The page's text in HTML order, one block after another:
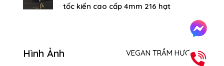
tốc kiến cao cấp 4mm 216 hạt
Hình Ảnh VEGAN TRẦM HƯƠNG